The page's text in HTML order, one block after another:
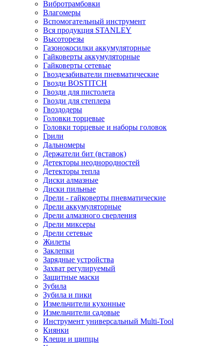
Вибротрамбовки
Влагомеры
Вспомогательный инструмент
Вся продукция STANLEY
Высоторезы
Газонокосилки аккумуляторные
Гайковерты аккумуляторные
Гайковерты сетевые
Гвоздезабиватели пневматические
Гвозди BOSTITCH
Гвозди для пистолета
Гвозди для степлера
Гвоздодеры
Головки торцевые
Головки торцевые и наборы головок
Грили
Дальномеры
Держатели бит (вставок)
Детекторы неоднородностей
Детекторы тепла
Диски алмазные
Диски пильные
Дрели - гайковерты пневматические
Дрели аккумуляторные
Дрели алмазного сверления
Дрели миксеры
Дрели сетевые
Жилеты
Заклепки
Зарядные устройства
Захват регулируемый
Защитные маски
Зубила
Зубила и пики
Измельчители кухонные
Измельчители садовые
Инструмент универсальный Multi-Tool
Киянки
Клещи и щипцы